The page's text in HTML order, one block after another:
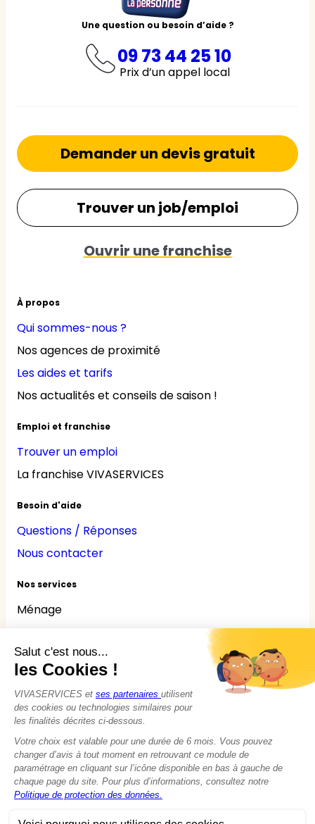
Une question ou besoin d’aide ?
09 73 44 25 10
Prix d’un appel local
À propos
Qui sommes-nous ?
Nos agences de proximité
Les aides et tarifs
Nos actualités et conseils de saison !
Emploi et franchise
Trouver un emploi
La franchise VIVASERVICES
Besoin d'aide
Questions / Réponses
Nous contacter
Nos services
Ménage
Jardinage
Bricolage
Nounou
Seniors
Handicaps
Demander un devis gratuit
Trouver un job/emploi
Ouvrir une franchise
© 2015 - 2026VIVASERVICES
Modifier vos préférences en matière de cookies